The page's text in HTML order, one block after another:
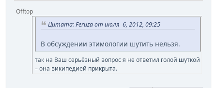
Offtop
Цитата: Feruza от июля 6, 2012, 09:25
В обсуждении этимологии шутить нельзя.
так на Ваш серьёзный вопрос я не ответил голой шуткой
– она википедией прикрыта.